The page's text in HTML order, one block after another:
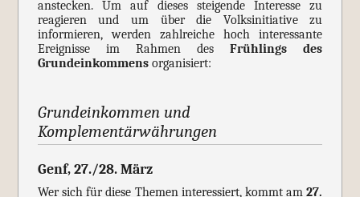
anstecken. Um auf dieses steigende Interesse zu
reagieren und um über die Volksinitiative zu
informieren, werden zahlreiche hoch interessante
Ereignisse im Rahmen desFrühlings des
Grundeinkommensorganisiert:
Grundeinkommen und
Komplementärwährungen
Genf, 27./28. März
Wer sich für diese Themen interessiert, kommt am27.